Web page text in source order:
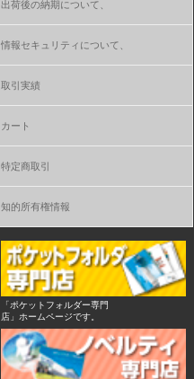
出荷後の納期について、
情報セキュリティについて、
取引実績
カート
特定商取引
知的所有権情報
「ポケットフォルダー専門
店」ホームページです。